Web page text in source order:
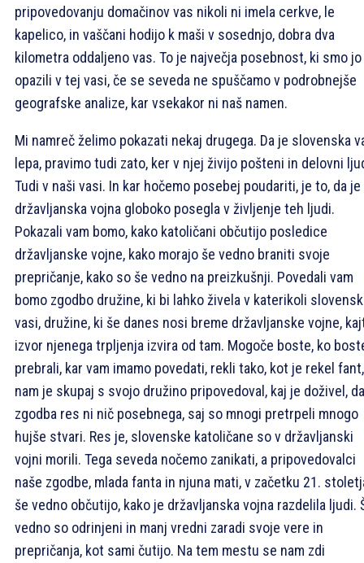
pripovedovanju domačinov vas nikoli ni imela cerkve, le
kapelico, in vaščani hodijo k maši v sosednjo, dobra dva
kilometra oddaljeno vas. To je največja posebnost, ki smo jo
opazili v tej vasi, če se seveda ne spuščamo v podrobnejše
geografske analize, kar vsekakor ni naš namen.
Mi namreč želimo pokazati nekaj drugega. Da je slovenska
lepa, pravimo tudi zato, ker v njej živijo pošteni in delovni
Tudi v naši vasi. In kar hočemo posebej poudariti, je to, da je
državljanska vojna globoko posegla v življenje teh ljudi.
Pokazali vam bomo, kako katoličani občutijo posledice
državljanske vojne, kako morajo še vedno braniti svoje
prepričanje, kako so še vedno na preizkušnji. Povedali vam
bomo zgodbo družine, ki bi lahko živela v katerikoli
vasi, družine, ki še danes nosi breme državljanske vojne,
izvor njenega trpljenja izvira od tam. Mogoče boste, ko
prebrali, kar vam imamo povedati, rekli tako, kot je rekel
nam je skupaj s svojo družino pripovedoval, kaj je doživel,
zgodba res ni nič posebnega, saj so mnogi pretrpeli mnogo
hujše stvari. Res je, slovenske katoličane so v državljanski
vojni morili. Tega seveda nočemo zanikati, a pripovedovalci
naše zgodbe, mlada fanta in njuna mati, v začetku 21.
še vedno občutijo, kako je državljanska vojna razdelila ljudi.
vedno so odrinjeni in manj vredni zaradi svoje vere in
prepričanja, kot sami čutijo. Na tem mestu se nam zdi